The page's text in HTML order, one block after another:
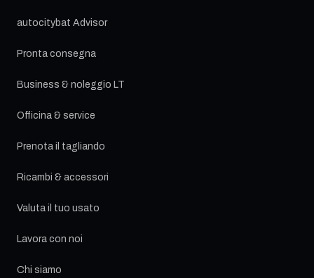
autocitybat Advisor
Pronta consegna
Business & noleggio LT
Officina & service
Prenota il tagliando
Ricambi & accessori
Valuta il tuo usato
Lavora con noi
Chi siamo